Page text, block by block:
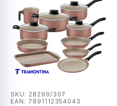
SKU: 28299/307
EAN: 7891112354043